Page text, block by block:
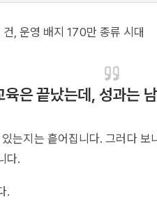
, 운영 배지 170만 종류 시대
육은 끝났는데, 성과는
는지는 흩어집니다. 그러다
다.
.